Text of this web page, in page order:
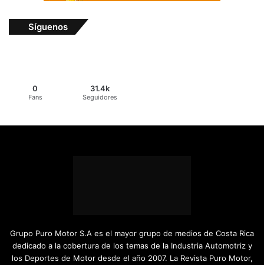
Síguenos
0
Fans
31.4k
Seguidores
Grupo Puro Motor S.A es el mayor grupo de medios de Costa Rica
dedicado a la cobertura de los temas de la Industria Automotriz y
los Deportes de Motor desde el año 2007. La Revista Puro Motor,